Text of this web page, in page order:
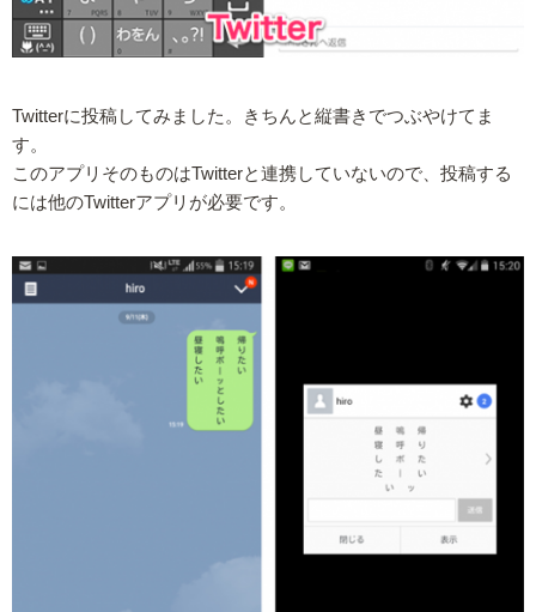
Twitterに投稿してみました。きちんと縦書きでつぶやけてま
す。
このアプリそのものはTwitterと連携していないので、投稿する
には他のTwitterアプリが必要です。